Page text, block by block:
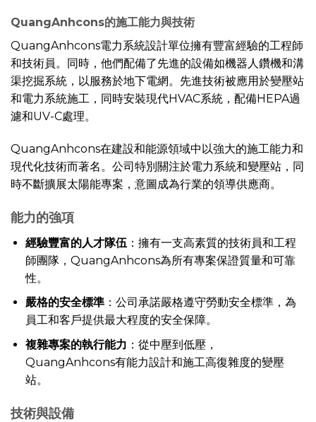
QuangAnhcons的施工能力與技術
QuangAnhcons電力系統設計單位擁有豐富經驗的工程師
和技術員。同時，他們配備了先進的設備如機器人鑽機和溝
渠挖掘系統，以服務於地下電網。先進技術被應用於變壓站
和電力系統施工，同時安裝現代HVAC系統，配備HEPA過
濾和UV-C處理。
QuangAnhcons在建設和能源領域中以強大的施工能力和
現代化技術而著名。公司特別關注於電力系統和變壓站，同
時不斷擴展太陽能專案，意圖成為行業的領導供應商。
能力的強項
經驗豐富的人才隊伍 ：擁有一支高素質的技術員和工程
師團隊，QuangAnhcons為所有專案保證質量和可靠
性。
嚴格的安全標準：公司承諾嚴格遵守勞動安全標準，為
員工和客戶提供最大程度的安全保障。
複雜專案的執行能力 ：從中壓到低壓，
QuangAnhcons有能力設計和施工高復雜度的變壓
站。
技術與設備